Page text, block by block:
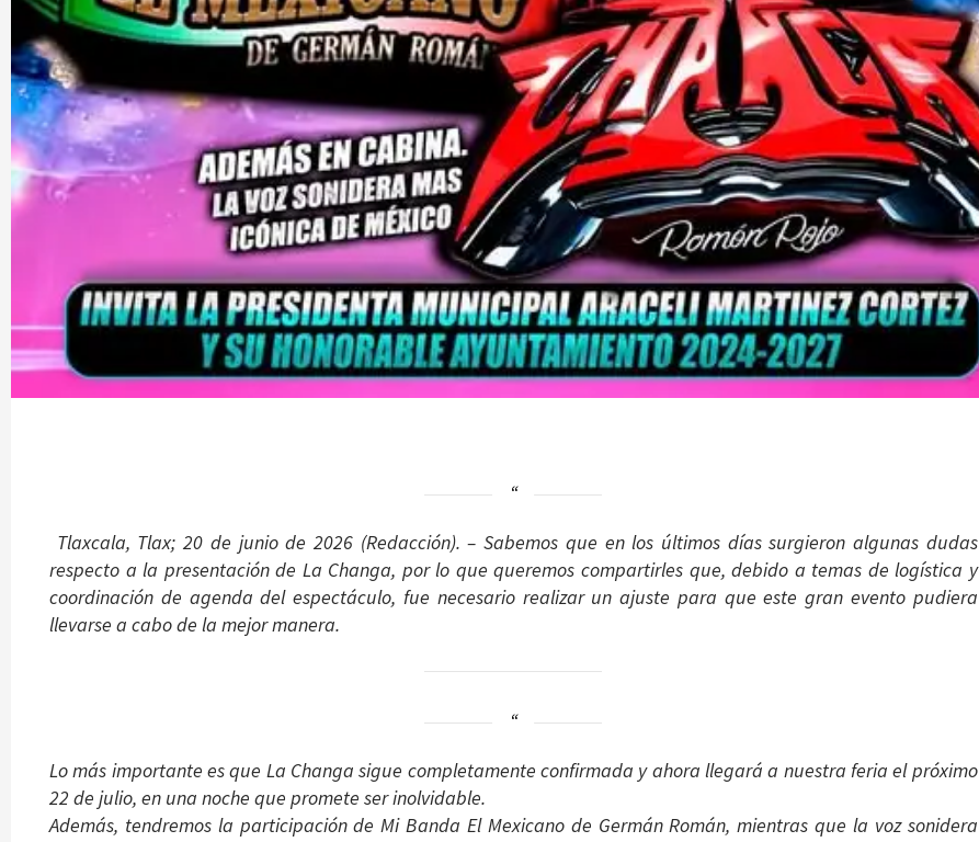
Tlaxcala, Tlax; 20 de junio de 2026 (Redacción). – Sabemos que en los últimos días surgieron algunas dudas
respecto a la presentación de La Changa, por lo que queremos compartirles que, debido a temas de logística y
coordinación de agenda del espectáculo, fue necesario realizar un ajuste para que este gran evento pudiera
llevarse a cabo de la mejor manera.
Lo más importante es que La Changa sigue completamente confirmada y ahora llegará a nuestra feria el próximo
22 de julio, en una noche que promete ser inolvidable.
Además, tendremos la participación de Mi Banda El Mexicano de Germán Román, mientras que la voz sonidera